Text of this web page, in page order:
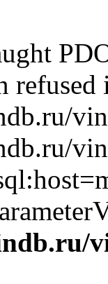
refused